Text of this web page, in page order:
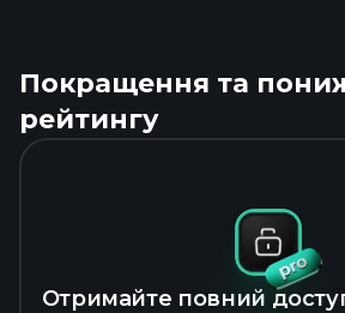
Покращення та
рейтингу
Отримайте повний